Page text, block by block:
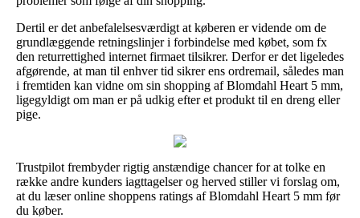
Dertil er det anbefalelsesværdigt at køberen er vidende om de
grundlæggende retningslinjer i forbindelse med købet, som fx
den returrettighed internet firmaet tilsikrer. Derfor er det ligeledes
afgørende, at man til enhver tid sikrer ens ordremail, således man
i fremtiden kan vidne om sin shopping af Blomdahl Heart 5 mm,
ligegyldigt om man er på udkig efter et produkt til en dreng eller
pige.
Trustpilot frembyder rigtig anstændige chancer for at tolke en
række andre kunders iagttagelser og herved stiller vi forslag om,
at du læser online shoppens ratings af Blomdahl Heart 5 mm før
du køber.